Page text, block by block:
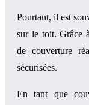
Pourtant, il est
sur le toit. Grâce
de couverture
sécurisées.
En tant que